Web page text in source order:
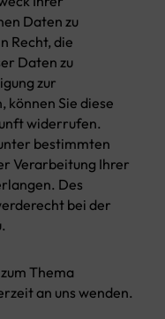
Daten zu
Recht, die
Daten zu
zur
Sie diese
widerrufen.
bestimmten
Verarbeitung Ihrer
Des
bei der
Thema
an uns wenden.